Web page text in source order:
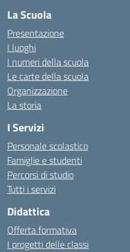
La Scuola
Presentazione
I luoghi
I numeri della scuola
Le carte della scuola
Organizzazione
La storia
I Servizi
Personale scolastico
Famiglie e studenti
Percorsi di studio
Tutti i servizi
Didattica
Offerta formativa
I progetti delle classi